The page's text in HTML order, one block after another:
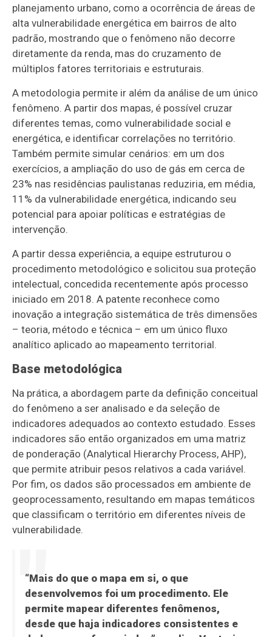
planejamento urbano, como a ocorrência de áreas de
alta vulnerabilidade energética em bairros de alto
padrão, mostrando que o fenômeno não decorre
diretamente da renda, mas do cruzamento de
múltiplos fatores territoriais e estruturais.
A metodologia permite ir além da análise de um único
fenômeno. A partir dos mapas, é possível cruzar
diferentes temas, como vulnerabilidade social e
energética, e identificar correlações no território.
Também permite simular cenários: em um dos
exercícios, a ampliação do uso de gás em cerca de
23% nas residências paulistanas reduziria, em média,
11% da vulnerabilidade energética, indicando seu
potencial para apoiar políticas e estratégias de
intervenção.
A partir dessa experiência, a equipe estruturou o
procedimento metodológico e solicitou sua proteção
intelectual, concedida recentemente após processo
iniciado em 2018. A patente reconhece como
inovação a integração sistemática de três dimensões
– teoria, método e técnica – em um único fluxo
analítico aplicado ao mapeamento territorial.
Base metodológica
Na prática, a abordagem parte da definição conceitual
do fenômeno a ser analisado e da seleção de
indicadores adequados ao contexto estudado. Esses
indicadores são então organizados em uma matriz
de ponderação (Analytical Hierarchy Process, AHP),
que permite atribuir pesos relativos a cada variável.
Por fim, os dados são processados em ambiente de
geoprocessamento, resultando em mapas temáticos
que classificam o território em diferentes níveis de
vulnerabilidade.
“Mais do que o mapa em si, o que
desenvolvemos foi um procedimento. Ele
permite mapear diferentes fenômenos,
desde que haja indicadores consistentes e